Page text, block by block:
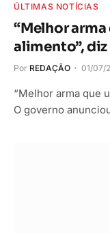
ÚLTIMAS NOTÍCIAS
“Melhor
alimento”, diz
Por REDAÇÃO 01/07/
“Melhor arma que
O governo